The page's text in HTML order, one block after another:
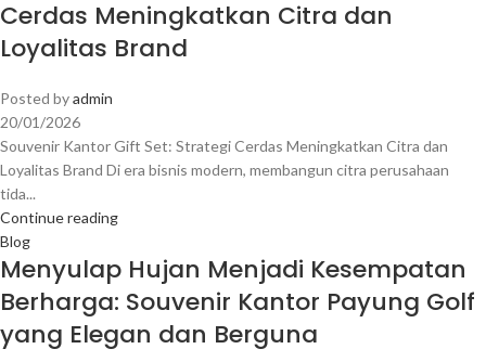
Cerdas Meningkatkan Citra dan
Loyalitas Brand
Posted byadmin
20/01/2026
Souvenir Kantor Gift Set: Strategi Cerdas Meningkatkan Citra dan
Loyalitas Brand Di era bisnis modern, membangun citra perusahaan
tida...
Continue reading
Blog
Menyulap Hujan Menjadi Kesempatan
Berharga: Souvenir Kantor Payung Golf
yang Elegan dan Berguna